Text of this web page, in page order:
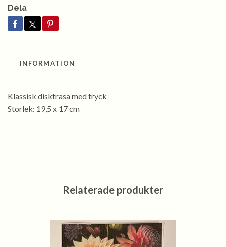
Dela
INFORMATION
Klassisk disktrasa med tryck
Storlek: 19,5 x 17 cm